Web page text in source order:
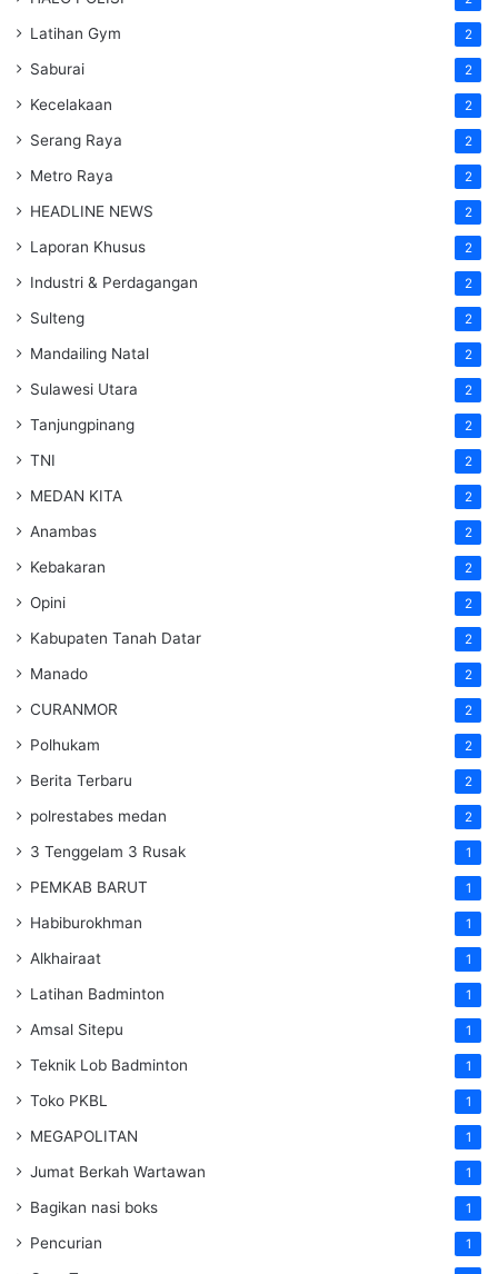
Latihan Gym 2
Saburai 2
Kecelakaan 2
Serang Raya 2
Metro Raya 2
HEADLINE NEWS 2
Laporan Khusus 2
Industri & Perdagangan 2
Sulteng 2
Mandailing Natal 2
Sulawesi Utara 2
Tanjungpinang 2
TNI 2
MEDAN KITA 2
Anambas 2
Kebakaran 2
Opini 2
Kabupaten Tanah Datar 2
Manado 2
CURANMOR 2
Polhukam 2
Berita Terbaru 2
polrestabes medan 2
3 Tenggelam 3 Rusak 1
PEMKAB BARUT 1
Habiburokhman 1
Alkhairaat 1
Latihan Badminton 1
Amsal Sitepu 1
Teknik Lob Badminton 1
Toko PKBL 1
MEGAPOLITAN 1
Jumat Berkah Wartawan 1
Bagikan nasi boks 1
Pencurian 1